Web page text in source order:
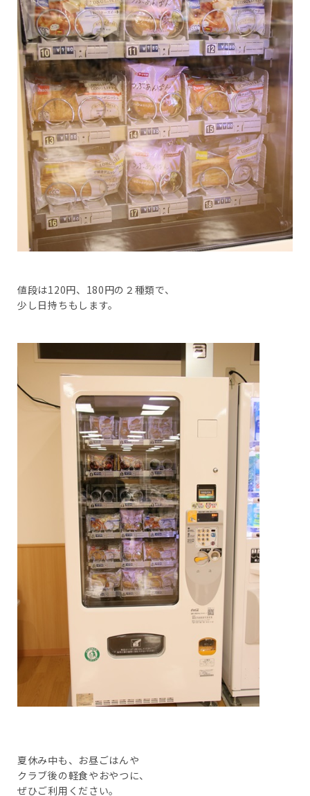
値段は120円、180円の２種類で、
少し日持ちもします。
夏休み中も、お昼ごはんや
クラブ後の軽食やおやつに、
ぜひご利用ください。